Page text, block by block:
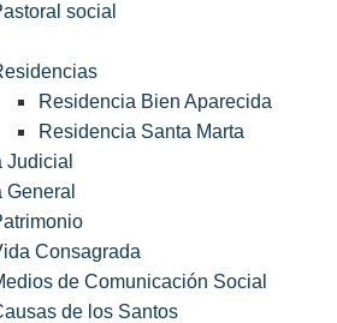
social
Residencia Bien Aparecida
Residencia Santa Marta
Judicial
Consagrada
de Comunicación Social
de los Santos